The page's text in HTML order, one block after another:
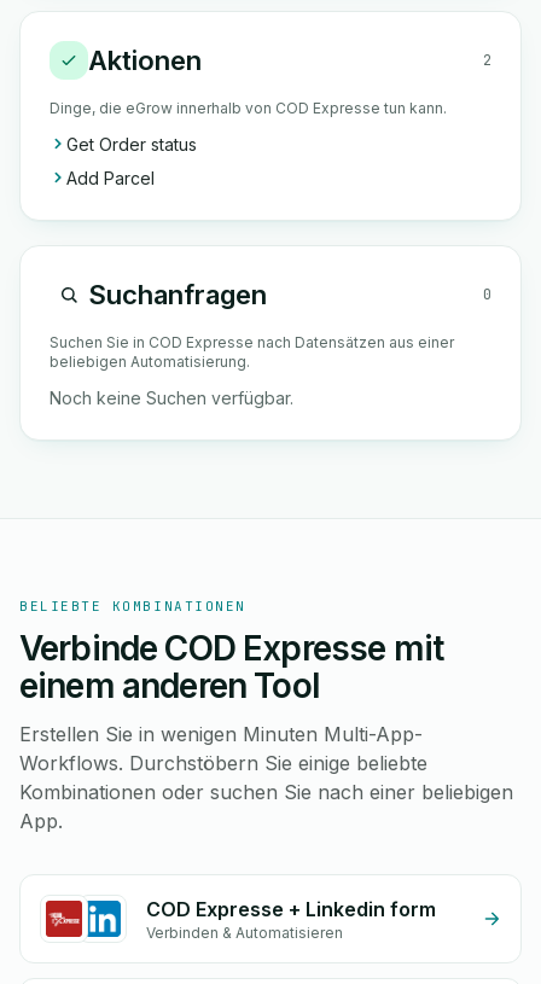
Aktionen 2
Dinge, die eGrow innerhalb von COD Expresse tun kann.
Get Order status
Add Parcel
Suchanfragen 0
Suchen Sie in COD Expresse nach Datensätzen aus einer
beliebigen Automatisierung.
Noch keine Suchen verfügbar.
BELIEBTE KOMBINATIONEN
Verbinde COD Expresse mit
einem anderen Tool
Erstellen Sie in wenigen Minuten Multi-App-
Workflows. Durchstöbern Sie einige beliebte
Kombinationen oder suchen Sie nach einer beliebigen
App.
COD Expresse + Linkedin form
Verbinden & Automatisieren